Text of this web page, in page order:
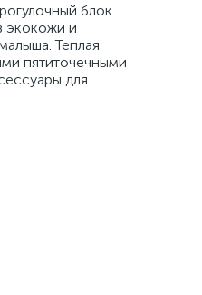
блок
экокожи и
Теплая
пятиточечными
для